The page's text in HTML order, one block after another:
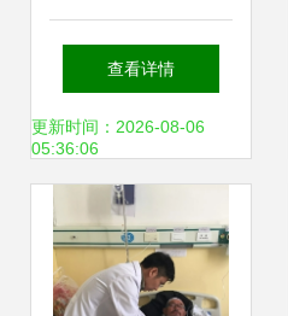
院体检中心服务全
面解析
查看详情
更新时间：2026-08-06
05:36:06